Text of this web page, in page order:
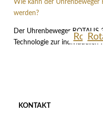
Wie kann der Uhrenbeweger
werden?
Der Uhrenbeweger
Technologie zur
KONTAKT